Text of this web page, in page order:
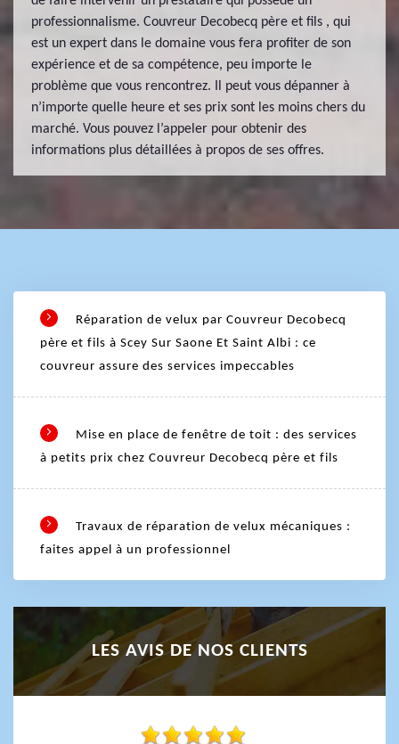
professionnalisme. Couvreur Decobecq père et fils , qui
est un expert dans le domaine vous fera profiter de son
expérience et de sa compétence, peu importe le
problème que vous rencontrez. Il peut vous dépanner à
n’importe quelle heure et ses prix sont les moins chers du
marché. Vous pouvez l’appeler pour obtenir des
informations plus détaillées à propos de ses offres.
Réparation de velux par Couvreur Decobecq
père et fils à Scey Sur Saone Et Saint Albi : ce
couvreur assure des services impeccables
Mise en place de fenêtre de toit : des services
à petits prix chez Couvreur Decobecq père et fils
Travaux de réparation de velux mécaniques :
faites appel à un professionnel
LES AVIS DE NOS CLIENTS